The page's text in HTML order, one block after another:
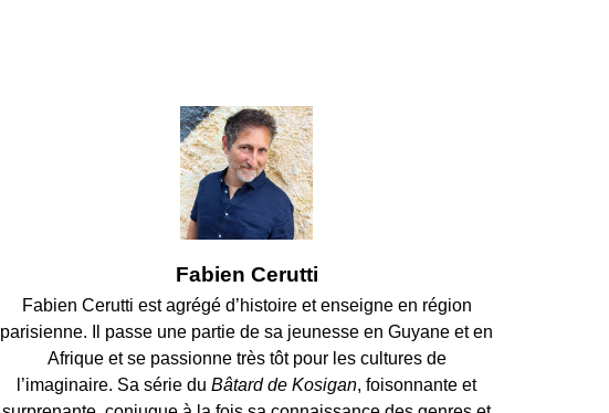
Fabien Cerutti
Fabien Cerutti est agrégé d’histoire et enseigne en région
parisienne. Il passe une partie de sa jeunesse en Guyane et en
Afrique et se passionne très tôt pour les cultures de
l’imaginaire. Sa série du Bâtard de Kosigan, foisonnante et